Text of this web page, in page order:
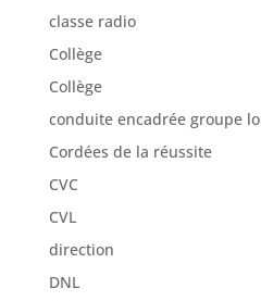
classe radio
Collège
Collège
conduite encadrée groupe
Cordées de la réussite
CVC
CVL
direction
DNL